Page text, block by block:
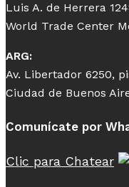
Luis A. de Herrera
World Trade Center
ARG:
Av. Libertador 6250,
Ciudad de Buenos
Comunícate por
Clic para Chatear